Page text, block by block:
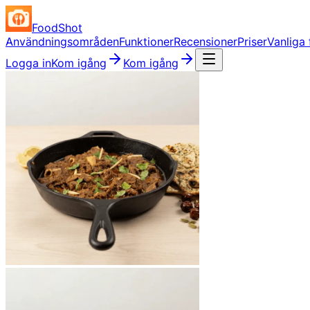
FoodShot
AnvändningsområdenFunktionerRecensionerPriserVanliga
Logga inKom igång Kom igång